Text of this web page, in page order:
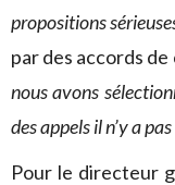
propositions
par des accords
nous avons
des appels il n’y a
Pour le directeur